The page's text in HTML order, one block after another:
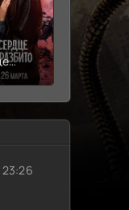
Моана
(2026)